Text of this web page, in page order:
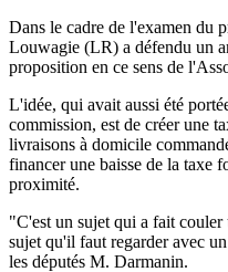
Dans le cadre de l'examen du
Louwagie (LR) a défendu un
proposition en ce sens de
L'idée, qui avait aussi été
commission, est de créer une
livraisons à domicile
financer une baisse de la taxe
proximité.
"C'est un sujet qui a fait couler
sujet qu'il faut regarder avec
les députés M. Darmanin.